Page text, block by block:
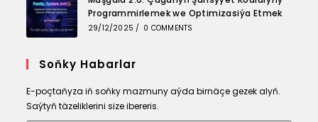
Programmirlemek we Optimizasiýa Etmek
29/12/2025 / 0 COMMENTS
Soňky Habarlar
E-poçtaňyza iň soňky mazmuny aýda birnäçe gezek alyň.
Saýtyň täzeliklerini size ibereris.